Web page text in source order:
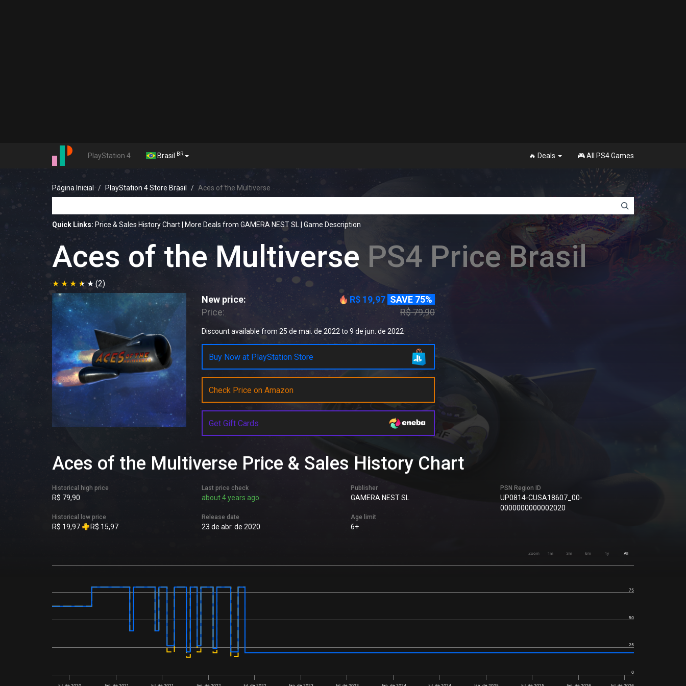
PlayStation 4 Brasil BR 🔥 Deals 🎮 All PS4 Games
Página Inicial PlayStation 4 Store Brasil Aces of the Multiverse
Quick Links: Price & Sales History Chart More Deals from GAMERA NEST SL Game Description
Aces of the Multiverse PS4 Price Brasil
(2)
New price: R$ 19,97 SAVE 75%
Price:
R$ 79,90
Discount available from 25 de mai. de 2022 to 9 de jun. de 2022
Buy Now at PlayStation Store
Check Price on Amazon
Get Gift Cards
Aces of the Multiverse Price & Sales History Chart
Historical high price
R$ 79,90
Historical low price
R$ 19,97 R$ 15,97
Last price check
about 4 years ago
Release date
23 de abr. de 2020
Publisher
GAMERA NEST SL
Age limit
6+
PSN Region ID
UP0814-CUSA18607_00-
0000000000002020
Zoom 1m 3m 6m 1y All
0
25
50
75